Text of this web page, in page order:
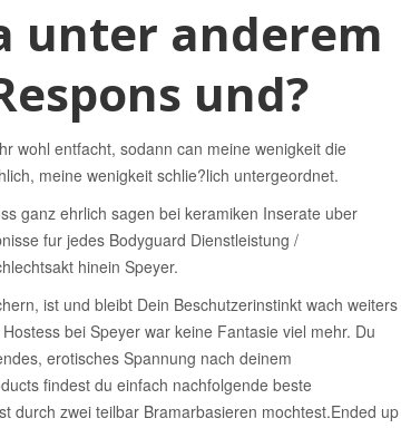
unter anderem
und?
wohl entfacht, sodann can meine wenigkeit die
meine wenigkeit schlie?lich untergeordnet.
ganz ehrlich sagen bei keramiken Inserate uber
fur jedes Bodyguard Dienstleistung /
hinein Speyer.
ist und bleibt Dein Beschutzerinstinkt wach weiters
bei Speyer war keine Fantasie viel mehr. Du
erotisches Spannung nach deinem
findest du einfach nachfolgende beste
durch zwei teilbar Bramarbasieren mochtest.Ended up